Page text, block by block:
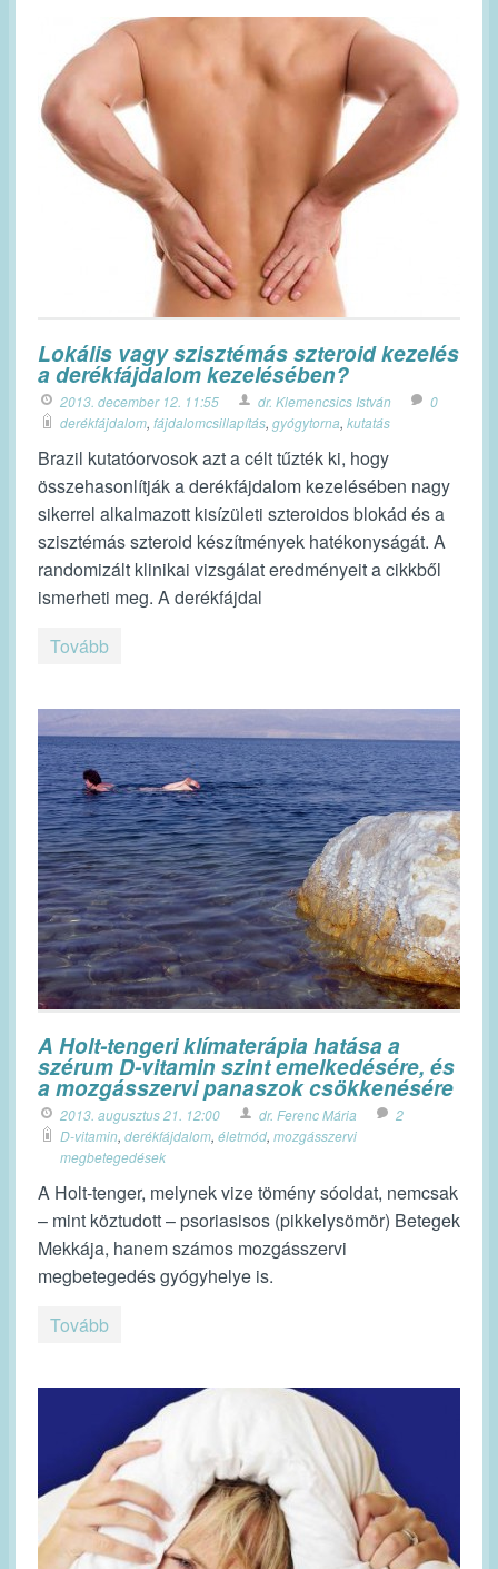
Lokális vagy szisztémás szteroid kezelés
a derékfájdalom kezelésében?
2013. december 12. 11:55 dr. Klemencsics István
0
derékfájdalom, fájdalomcsillapítás, gyógytorna, kutatás
Brazil kutatóorvosok azt a célt tűzték ki, hogy
összehasonlítják a derékfájdalom kezelésében nagy
sikerrel alkalmazott kisízületi szteroidos blokád és a
szisztémás szteroid készítmények hatékonyságát. A
randomizált klinikai vizsgálat eredményeit a cikkből
ismerheti meg. A derékfájdal
Tovább
A Holt-tengeri klímaterápia hatása a
szérum D-vitamin szint emelkedésére, és
a mozgásszervi panaszok csökkenésére
2013. augusztus 21. 12:00 dr. Ferenc Mária
2
D-vitamin, derékfájdalom, életmód, mozgásszervi
megbetegedések
A Holt-tenger, melynek vize tömény sóoldat, nemcsak
– mint köztudott – psoriasisos (pikkelysömör) Betegek
Mekkája, hanem számos mozgásszervi
megbetegedés gyógyhelye is.
Tovább